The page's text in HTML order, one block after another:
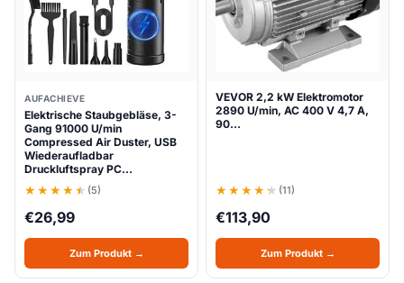
AUFACHIEVE
Elektrische Staubgebläse, 3-
Gang 91000 U/min
Compressed Air Duster, USB
Wiederaufladbar
Druckluftspray PC…
(5)
€26,99
Zum Produkt →
VEVOR 2,2 kW Elektromotor
2890 U/min, AC 400 V 4,7 A,
90…
(11)
€113,90
Zum Produkt →